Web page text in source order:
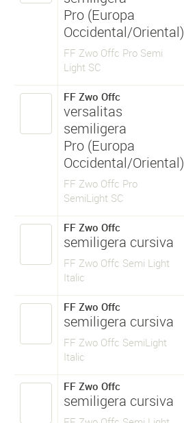
Pro (Europa
Occidental/Oriental)
FF Zwo Offc Pro Semi
Light SC
FF Zwo Offc
versalitas
semiligera
Pro (Europa
Occidental/Oriental)
FF Zwo Offc Pro
SemiLight SC
FF Zwo Offc
semiligera cursiva
FF Zwo Offc Semi Light
Italic
FF Zwo Offc
semiligera cursiva
FF Zwo Offc SemiLight
Italic
FF Zwo Offc
semiligera cursiva